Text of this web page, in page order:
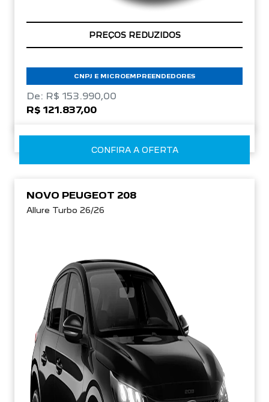
CONDIÇÃO IMPERDÍVEL
CNPJ E MICROEMPREENDEDORES
De: R$ 153.990,00
R$ 121.837,00
CONFIRA A OFERTA
NOVO PEUGEOT 208
Allure Turbo 26/26